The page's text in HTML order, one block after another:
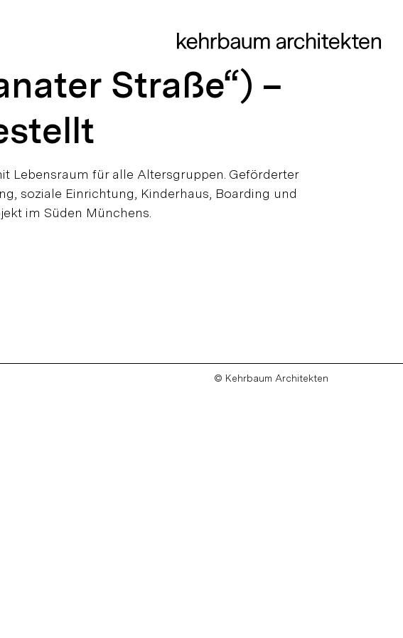
Straße“) –
Lebensraum für alle Altersgruppen. Geförderter
soziale Einrichtung, Kinderhaus, Boarding und
im Süden Münchens.
© Kehrbaum Architekten